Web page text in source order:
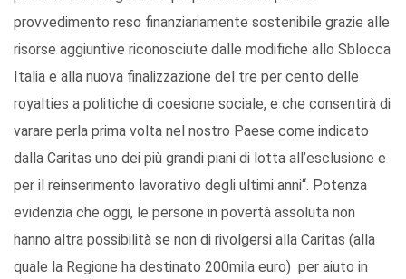
provvedimento reso finanziariamente sostenibile grazie alle
risorse aggiuntive riconosciute dalle modifiche allo Sblocca
Italia e alla nuova finalizzazione del tre per cento delle
royalties a politiche di coesione sociale, e che consentirà di
varare perla prima volta nel nostro Paese come indicato
dalla Caritas uno dei più grandi piani di lotta all’esclusione e
per il reinserimento lavorativo degli ultimi anni“. Potenza
evidenzia che oggi, le persone in povertà assoluta non
hanno altra possibilità se non di rivolgersi alla Caritas (alla
quale la Regione ha destinato 200mila euro) per aiuto in